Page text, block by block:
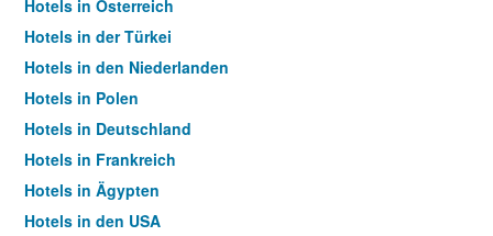
Hotels in Österreich
Hotels in der Türkei
Hotels in den Niederlanden
Hotels in Polen
Hotels in Deutschland
Hotels in Frankreich
Hotels in Ägypten
Hotels in den USA